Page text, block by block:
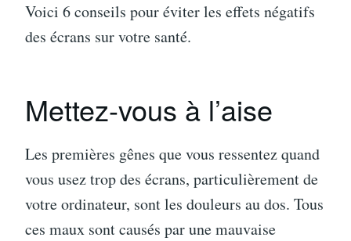
Voici 6 conseils pour éviter les effets négatifs
des écrans sur votre santé.
Mettez-vous à l’aise
Les premières gênes que vous ressentez quand
vous usez trop des écrans, particulièrement de
votre ordinateur, sont les douleurs au dos. Tous
ces maux sont causés par une mauvaise